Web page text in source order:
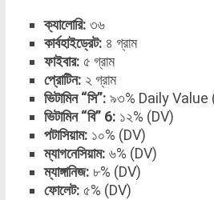
ক্যালোরি: ৩৬
কার্বহাইড্রেট: ৪ গ্রাম
ফাইবার: ৫ গ্রাম
প্রোটিন: ২ গ্রাম
ভিটামিন “সি”: ৯৩% Daily Value
ভিটামিন “বি” 6: ১২% (DV)
পটাসিয়াম: ১০% (DV)
ম্যাগনেসিয়াম: ৬% (DV)
ম্যাঙ্গানিজ: ৮% (DV)
ফোলেট: ৫% (DV)